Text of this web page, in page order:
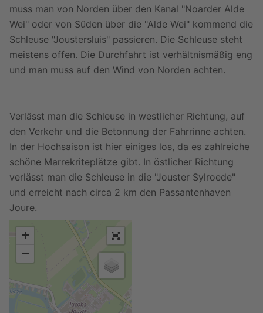
muss man von Norden über den Kanal "Noarder Alde
Wei" oder von Süden über die "Alde Wei" kommend die
Schleuse "Joustersluis" passieren. Die Schleuse steht
meistens offen. Die Durchfahrt ist verhältnismäßig eng
und man muss auf den Wind von Norden achten.
Verlässt man die Schleuse in westlicher Richtung, auf
den Verkehr und die Betonnung der Fahrrinne achten.
In der Hochsaison ist hier einiges los, da es zahlreiche
schöne Marrekriteplätze gibt. In östlicher Richtung
verlässt man die Schleuse in die "Jouster Sylroede"
und erreicht nach circa 2 km den Passantenhaven
Joure.
+
−